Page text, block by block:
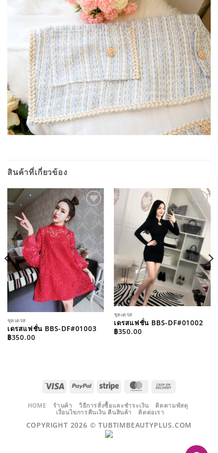
สินค้าที่เกี่ยวข้อง
ADD TO
WISHLIST
ชุดเดรส
เดรสแฟชั่น BBS-DF#01003
฿350.00
ADD TO
WISHLIST
ชุดเดรส
เดรสแฟชั่น BBS-DF#01002
฿350.00
VISA PAYPALSTRIPE MASTERCARD
DELIVERY
HOME ร้านค้า วิธีการสั่งซื้อและชำระเงิน
ติดตามพัสดุ
เงื่อนไขการคืนเงิน คืนสินค้า
ติดต่อเรา
COPYRIGHT 2026 ©TUBTIMBEAUTYPLUS.COM